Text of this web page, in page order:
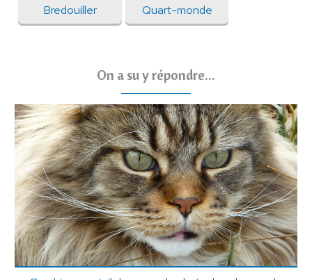
Bredouiller Quart-monde
On a su y répondre...